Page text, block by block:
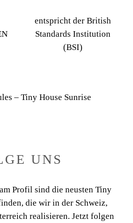
entspricht der British
Standards Institution
(BSI)
UNS
Profil sind die neusten Tiny
die wir in der Schweiz,
realisieren. Jetzt folgen